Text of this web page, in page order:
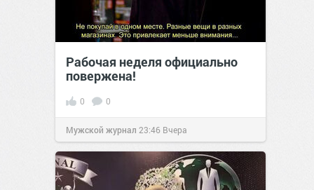
Рабочая неделя официально
повержена!
0 0
Мужской журнал 23:46 Вчера